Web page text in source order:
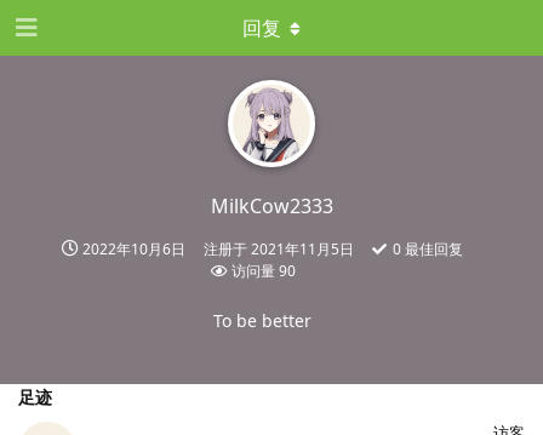
MilkCow2333
2022年10月6日 注册于2021年11月5日 0最佳回复
访问量90
To be better
回复
足迹